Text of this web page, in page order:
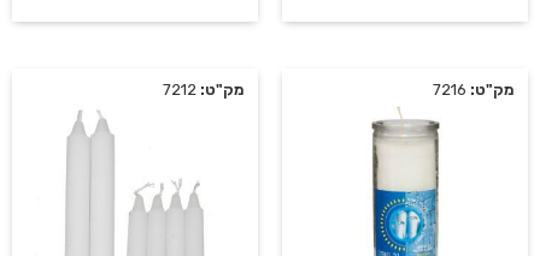
מק"ט: מק"ט: